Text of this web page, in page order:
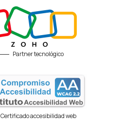
Partner tecnológico
Certificado accesibilidad web